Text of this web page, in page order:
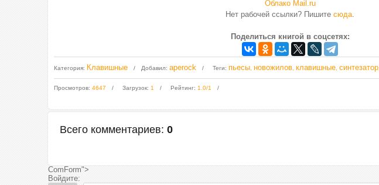
Облако Mail.ru
Нет рабочей ссылки? Пишите сюда.
Поделиться книгой в соцсетях:
Категория: Клавишные Добавил: aperock Теги: пьесы новожилов клавишные синтезатор
Просмотров: 4647 Загрузок: 1 Рейтинг: 1.0/1
Всего комментариев: 0
ComForm">
Войдите: